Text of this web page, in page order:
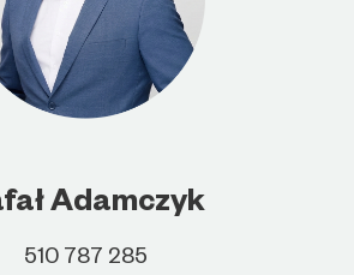
Adamczyk
510 787 285